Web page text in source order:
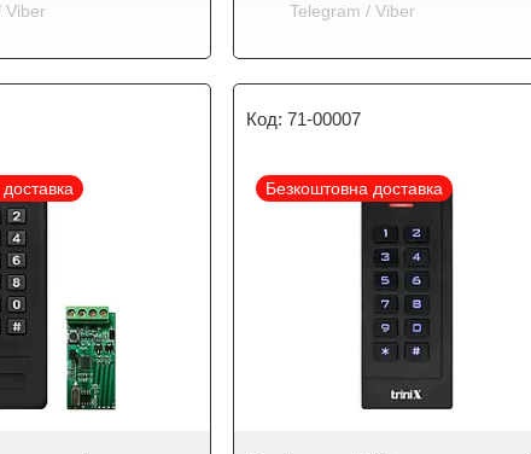
Viber
Telegram / Viber
71-00007
Безкоштовна доставка